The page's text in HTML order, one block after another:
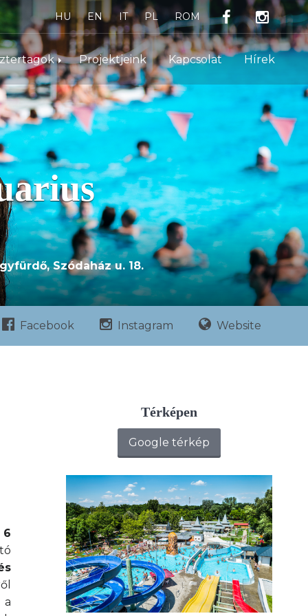
HU EN IT PL ROM
Projektjeink Kapcsolat Hírek
Szódaház u. 18.
Facebook Instagram Website
a
Térképen
Google térkép